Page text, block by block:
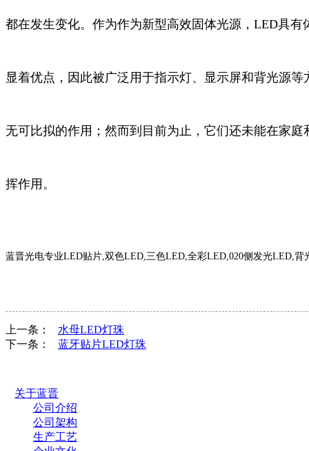
都在发生变化。作为作为新型高效固体光源，LED具有
显着优点，因此被广泛用于指示灯、显示屏和背光源等
无可比拟的作用；然而到目前为止，它们还未能在家庭
挥作用。
蓝晋光电专业LED贴片 双色LED, 三色LED, 全彩LED,020侧发光LED, 背
上一条： 水母LED灯珠
下一条： 蓝牙贴片LED灯珠
关于蓝晋
公司介绍
公司架构
生产工艺